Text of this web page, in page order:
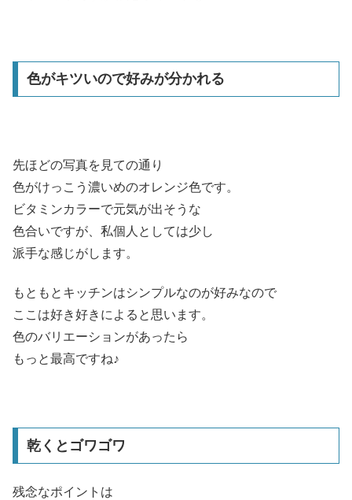
色がキツいので好みが分かれる
先ほどの写真を見ての通り
色がけっこう濃いめのオレンジ色です。
ビタミンカラーで元気が出そうな
色合いですが、私個人としては少し
派手な感じがします。
もともとキッチンはシンプルなのが好みなので
ここは好き好きによると思います。
色のバリエーションがあったら
もっと最高ですね♪
乾くとゴワゴワ
残念なポイントは